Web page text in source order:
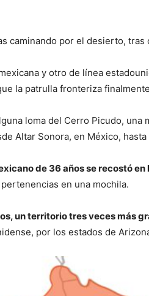
caminando por el desierto,
y otro de línea
la patrulla fronteriza
loma del Cerro Picudo,
Altar Sonora, en México,
de 36 años se recostó en
en una mochila.
un territorio tres veces más
por los estados de